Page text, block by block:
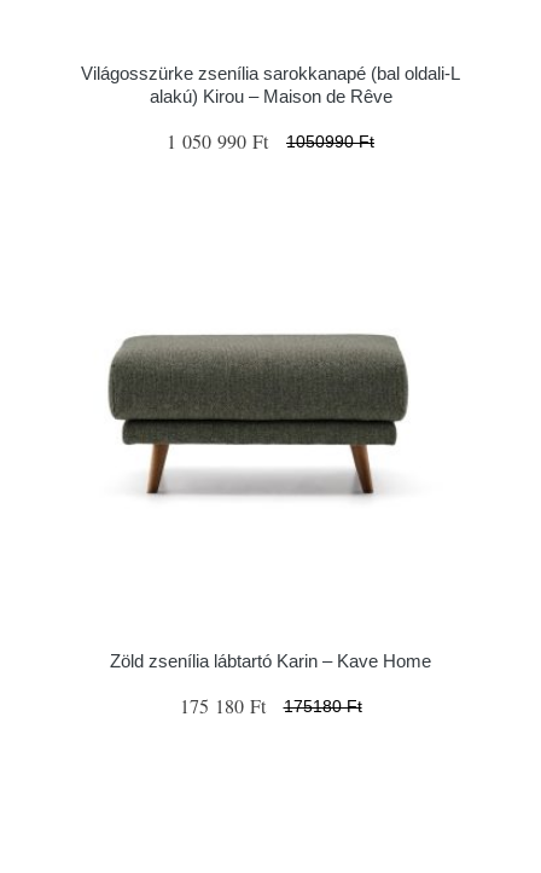
Világosszürke zsenília sarokkanapé (bal oldali-L
alakú) Kirou – Maison de Rêve
1 050 990 Ft 1050990 Ft
Zöld zsenília lábtartó Karin – Kave Home
175 180 Ft 175180 Ft